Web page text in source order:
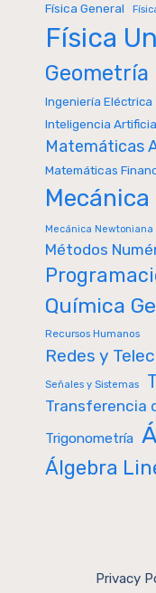
Física General
Física
Geometría
Ingeniería Eléctrica
Inteligencia
Matemáticas
Matemáticas
Mecánica Newtoniana
Métodos
Química
Recursos Humanos
Redes y
Señales y Sistemas
Transferencia
Trigonometría
Álgebra
Privacy